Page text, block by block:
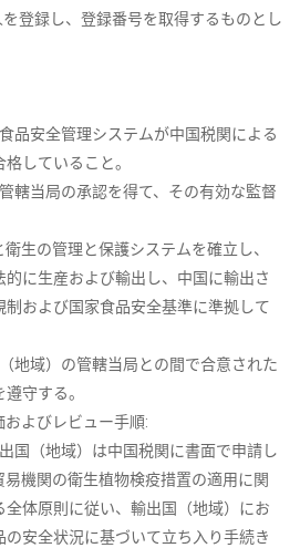
登録し、登録番号を取得するものとし
品安全管理システムが中国税関による
していること。
轄当局の承認を得て、その有効な監督
生の管理と保護システムを確立し、
に生産および輸出し、中国に輸出さ
および国家食品安全基準に準拠して
地域）の管轄当局との間で合意された
守する。
よびレビュー手順:
国（地域）は中国税関に書面で申請し
機関の衛生植物検疫措置の適用に関
体原則に従い、輸出国（地域）にお
安全状況に基づいて立ち入り手続き